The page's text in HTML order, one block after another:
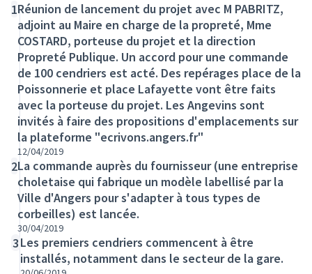
1Réunion de lancement du projet avec M PABRITZ,
adjoint au Maire en charge de la propreté, Mme
COSTARD, porteuse du projet et la direction
Propreté Publique. Un accord pour une commande
de 100 cendriers est acté. Des repérages place de la
Poissonnerie et place Lafayette vont être faits
avec la porteuse du projet. Les Angevins sont
invités à faire des propositions d'emplacements sur
la plateforme "ecrivons.angers.fr"
12/04/2019
2La commande auprès du fournisseur (une entreprise
choletaise qui fabrique un modèle labellisé par la
Ville d'Angers pour s'adapter à tous types de
corbeilles) est lancée.
30/04/2019
3Les premiers cendriers commencent à être
installés, notamment dans le secteur de la gare.